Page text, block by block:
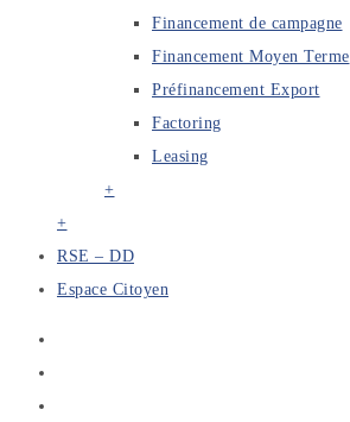
Financement de campagne
Financement Moyen Terme
Préfinancement Export
Factoring
Leasing
+
+
RSE – DD
Espace Citoyen